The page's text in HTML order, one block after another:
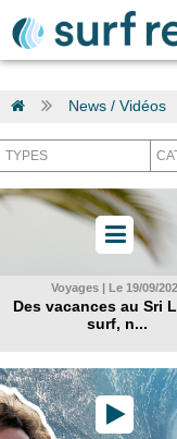
News / Vidéos
Voyages | Le 19/09/
Des vacances au Sri
surf, n...